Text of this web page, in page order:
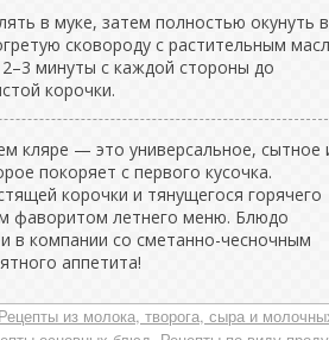
в муке, затем полностью окунуть
сковороду с растительным
минуты с каждой стороны до
корочки.
кляре — это универсальное, сытное
покоряет с первого кусочка.
корочки и тянущегося горячего
фаворитом летнего меню. Блюдо
в компании со сметанно-чесночным
аппетита!
Рецепты из молока, творога, сыра и